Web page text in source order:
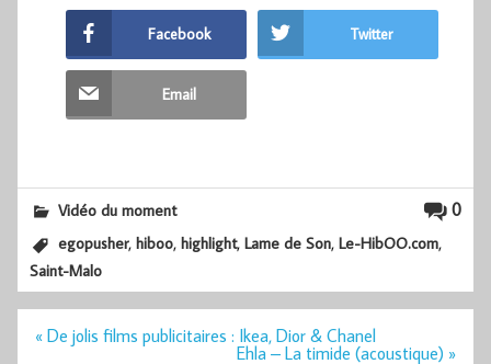
Facebook Twitter
Email
0
Vidéo du moment
egopusher,hiboo,highlight,Lame de Son,Le-HibOO.com,
Saint-Malo
Navigation
« De jolis films publicitaires : Ikea, Dior & Chanel
Ehla – La timide (acoustique) »